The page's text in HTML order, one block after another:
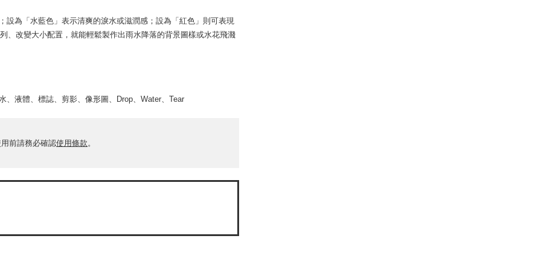
為「水藍色」表示清爽的淚水或滋潤感；設為「紅色」則可表現
、改變大小配置，就能輕鬆製作出雨水降落的背景圖樣或水花飛濺
液體、標誌、剪影、像形圖、Drop、Water、Tear
前請務必確認使用條款。